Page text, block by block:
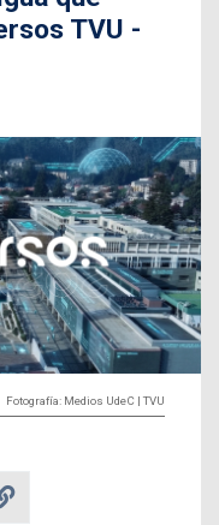
TVU -
Fotografía: Medios UdeC | TVU